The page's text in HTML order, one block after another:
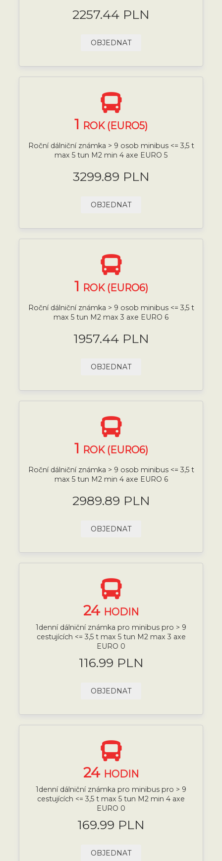
2257.44 PLN
OBJEDNAT
1 ROK (EURO5)
Roční dálniční známka > 9 osob minibus <= 3,5 t
max 5 tun M2 min 4 axe EURO 5
3299.89 PLN
OBJEDNAT
1 ROK (EURO6)
Roční dálniční známka > 9 osob minibus <= 3,5 t
max 5 tun M2 max 3 axe EURO 6
1957.44 PLN
OBJEDNAT
1 ROK (EURO6)
Roční dálniční známka > 9 osob minibus <= 3,5 t
max 5 tun M2 min 4 axe EURO 6
2989.89 PLN
OBJEDNAT
24 HODIN
1denní dálniční známka pro minibus pro > 9
cestujících <= 3,5 t max 5 tun M2 max 3 axe
EURO 0
116.99 PLN
OBJEDNAT
24 HODIN
1denní dálniční známka pro minibus pro > 9
cestujících <= 3,5 t max 5 tun M2 min 4 axe
EURO 0
169.99 PLN
OBJEDNAT